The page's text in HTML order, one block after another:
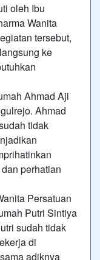
oleh Ibu
Wanita
tersebut,
ke
Ahmad Aji
Ahmad
tidak
perhatian
Persatuan
Putri Sintiya
sudah tidak
di
adiknya